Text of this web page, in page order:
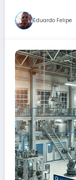
Eduardo Felipe